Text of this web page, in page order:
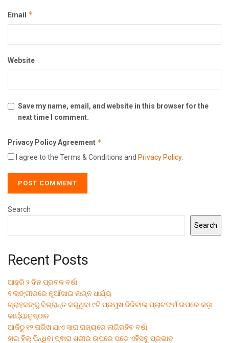
Email *
Website
Save my name, email, and website in this browser for the
next time I comment.
Privacy Policy Agreement *
I agree to the Terms & Conditions and Privacy Policy.
Search
Search
Recent Posts
ଆହୁରି ୨ ଦିନ ପ୍ରବଳ ବର୍ଷା
ବଲାଙ୍ଗୀରରେ ନୂଆଁଖାଇ ଲଗ୍ନ ଧାର୍ଯ୍ୟ
ଗ୍ରାହକଙ୍କୁ ବିଭ୍ରାନ୍ତ କରୁଥିବା ୯ଟି ପ୍ରମୁଖ ଡିଜିଟାଲ୍ ପ୍ଲାଟଫର୍ମ ଉପରେ କଡ଼ା
କାର୍ଯ୍ୟାନୁଷ୍ଠାନ
ଆଜିଠୁ ୧୨ ତାରିଖ ଯାଏ ସାରା ରାଜ୍ୟରେ ଲାଗିରହିବ ବର୍ଷା
ହାଇ ହିଲ୍ ପିନ୍ଧିବା ଦ୍ଵାରା ଶରୀର ଉପରେ ପଡେ ଏହିସବୁ ପ୍ରଭାବ